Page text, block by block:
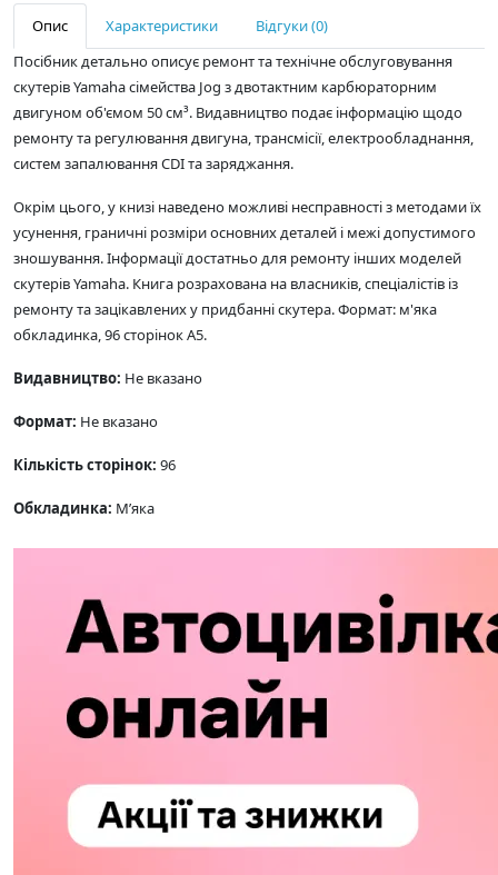
Опис Характеристики
Відгуки (0)
Посібник детально описує ремонт та технічне обслуговування
скутерів Yamaha сімейства Jog з двотактним карбюраторним
двигуном об'ємом 50 см³. Видавництво подає інформацію щодо
ремонту та регулювання двигуна, трансмісії, електрообладнання,
систем запалювання CDI та заряджання.
Окрім цього, у книзі наведено можливі несправності з методами їх
усунення, граничні розміри основних деталей і межі допустимого
зношування. Інформації достатньо для ремонту інших моделей
скутерів Yamaha. Книга розрахована на власників, спеціалістів із
ремонту та зацікавлених у придбанні скутера. Формат: м'яка
обкладинка, 96 сторінок А5.
Видавництво: Не вказано
Формат: Не вказано
Кількість сторінок: 96
Обкладинка: М’яка